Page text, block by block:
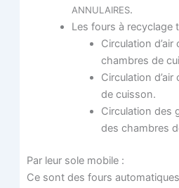
ANNULAIRES.
Les fours à recy­clage
Cir­cu­la­tion d’air
chambres de
Cir­cu­la­tion
de cuisson.
Cir­cu­la­tion des
des chambres
Par leur sole mobile :
Ce sont des fours